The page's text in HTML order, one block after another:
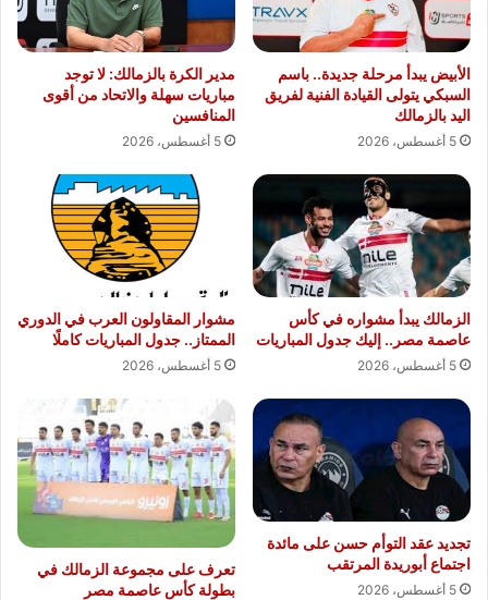
الأبيض يبدأ مرحلة جديدة.. باسم
السبكي يتولى القيادة الفنية لفريق
اليد بالزمالك
5 أغسطس، 2026
مدير الكرة بالزمالك: لا توجد
مباريات سهلة والاتحاد من أقوى
المنافسين
5 أغسطس، 2026
الزمالك يبدأ مشواره في كأس
عاصمة مصر.. إليك جدول المباريات
5 أغسطس، 2026
مشوار المقاولون العرب في الدوري
الممتاز.. جدول المباريات كاملًا
5 أغسطس، 2026
تجديد عقد التوأم حسن على مائدة
اجتماع أبوريدة المرتقب
5 أغسطس، 2026
تعرف على مجموعة الزمالك في
بطولة كأس عاصمة مصر